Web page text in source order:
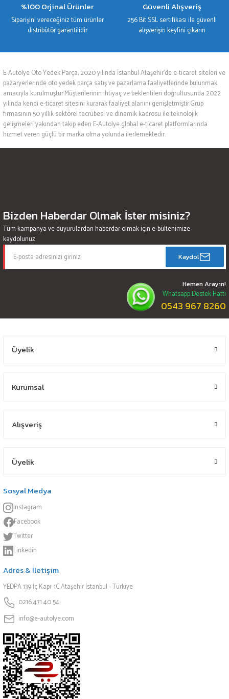
%100 Orjinal Ürünler
Siparişini vereceğiniz tüm ürünler
distribütör garantilidir
Güvenli Alışveriş
256 Bit SSL sertifikası ile güvenli
alışverişin keyfini çıkarın
E-Autolye Oto Yedek Parça, 2020 yılında İstanbul Ataşehir’de e-ticaret siteleri ve
pazaryerlerinde oto yedek parça satış ve pazarlama faaliyetlerinde bulunmak
amacıyla kurulmuştur.Müşterilerinin ihtiyaç ve beklentileri doğrultusunda 2022
yılında kendi e-ticaret sitesini kurarak faaliyet alanını genişletmiştir.Grup
firmasının 50 yıllık sektörel tecrübesi ve dinamik kadrosu ile teknolojik
gelişmeleri yakından takip eden E-Autolye global e-ticaret platformlarında
hizmet veren güçlü bir marka olma yolunda ilerlemektedir.
Bizden Haberdar Olmak İster misiniz?
Tüm kampanya ve duyurulardan haberdar olmak için e-bültenimize
kaydolunuz.
Kaydol
Hemen Arayın!
Whatsapp Destek Hattı
0543 967 8260
Üyelik
Kurumsal
Alışveriş
Üyelik
Sosyal Medya
Instagram
Facebook
Twitter
Linkedin
Adres & İletişim
YEDPA 139 İç Kapı: 1C Ataşehir İstanbul - Türkiye
0216 471 40 54
info@e-autolye.com